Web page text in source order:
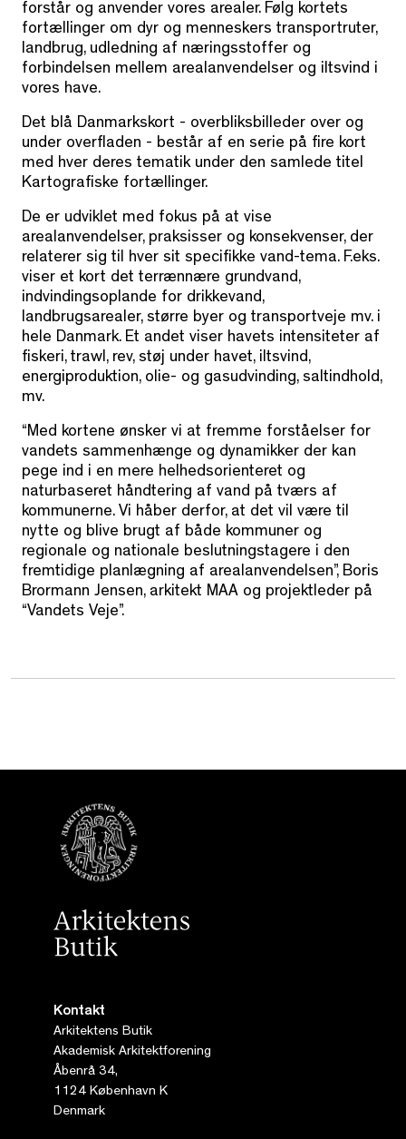
forstår og anvender vores arealer. Følg kortets
fortællinger om dyr og menneskers transportruter,
landbrug, udledning af næringsstoffer og
forbindelsen mellem arealanvendelser og iltsvind i
vores have.
Det blå Danmarkskort - overbliksbilleder over og
under overfladen - består af en serie på fire kort
med hver deres tematik under den samlede titel
Kartografiske fortællinger.
De er udviklet med fokus på at vise
arealanvendelser, praksisser og konsekvenser, der
relaterer sig til hver sit specifikke vand-tema. F.eks.
viser et kort det terrænnære grundvand,
indvindingsoplande for drikkevand,
landbrugsarealer, større byer og transportveje mv. i
hele Danmark. Et andet viser havets intensiteter af
fiskeri, trawl, rev, støj under havet, iltsvind,
energiproduktion, olie- og gasudvinding, saltindhold,
mv.
“Med kortene ønsker vi at fremme forståelser for
vandets sammenhænge og dynamikker der kan
pege ind i en mere helhedsorienteret og
naturbaseret håndtering af vand på tværs af
kommunerne. Vi håber derfor, at det vil være til
nytte og blive brugt af både kommuner og
regionale og nationale beslutningstagere i den
fremtidige planlægning af arealanvendelsen”, Boris
Brormann Jensen, arkitekt MAA og projektleder på
“Vandets Veje”.
Kontakt
Arkitektens Butik
Akademisk Arkitektforening
Åbenrå 34,
1124 København K
Denmark